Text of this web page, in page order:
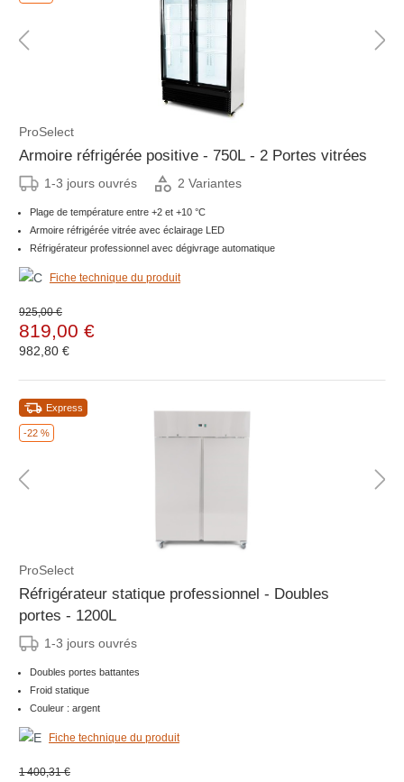
ProSelect
Armoire réfrigérée positive - 750L - 2 Portes vitrées
1-3 jours ouvrés 2 Variantes
Plage de température entre +2 et +10 °C
Armoire réfrigérée vitrée avec éclairage LED
Réfrigérateur professionnel avec dégivrage automatique
Fiche technique du produit
925,00 €
819,00 €
982,80 €
-22 %
Express
ProSelect
Réfrigérateur statique professionnel - Doubles
portes - 1200L
1-3 jours ouvrés
Doubles portes battantes
Froid statique
Couleur : argent
Fiche technique du produit
1 400,31 €